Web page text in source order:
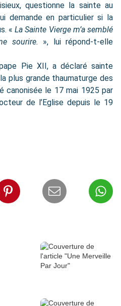
questionne la sainte au
demande en particulier si la
«La Sainte Vierge m’a semblé
sourire. », lui répond-t-elle
Pie XII, a déclaré sainte
plus grande thaumaturge des
canonisée le 17 mai 1925 par
de l’Eglise depuis le 19